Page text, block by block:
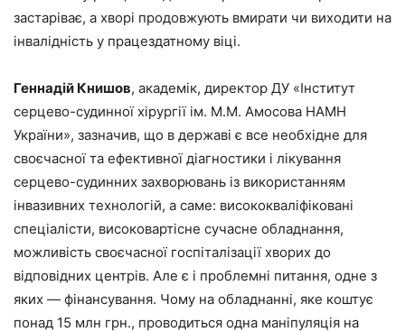
застаріває, а хворі продовжують вмирати чи виходити на
інвалідність у працездатному віці.
Геннадій Книшов, академік, директор ДУ «Інститут
серцево-судинної хірургії ім. М.М. Амосова НАМН
України», зазначив, що в державі є все необхідне для
своєчасної та ефективної діагностики і лікування
серцево-судинних захворювань із використанням
інвазивних технологій, а саме: висококваліфіковані
спеціалісти, високовартісне сучасне обладнання,
можливість своєчасної госпіталізації хворих до
відповідних центрів. Але є і проблемні питання, одне з
яких — фінансування. Чому на обладнанні, яке коштує
понад 15 млн грн., проводиться одна маніпуляція на